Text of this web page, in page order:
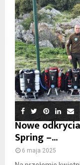
Nowe
Spring –...
6 maja 2025